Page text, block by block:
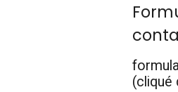
(cliqué